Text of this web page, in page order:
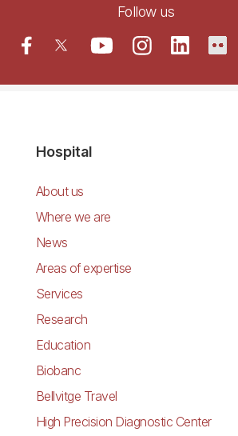
Follow us
Hospital
About us
Where we are
News
Areas of expertise
Services
Research
Education
Biobanc
Bellvitge Travel
High Precision Diagnostic Center